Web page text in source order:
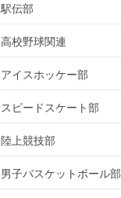
駅伝部
高校野球関連
アイスホッケー部
スピードスケート部
陸上競技部
男子バスケットボール部